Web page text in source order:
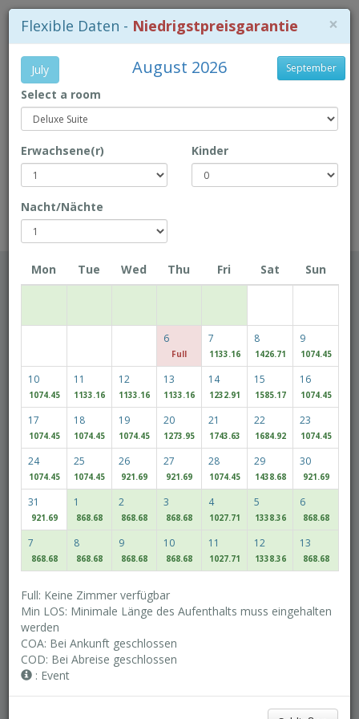
Lageplan
Book Direct to enjoy exclusive prices!
Rio Hotel
Check-in-Datum
Erwachsene(r) Kinder
Access/Discount Code
Flexible Daten
×
Flexible Daten - Niedrigstpreisgarantie
July August 2026 September
Select a room
Erwachsene(r) Kinder
Nacht/Nächte
Mon Tue Wed Thu Fri Sat Sun
6
Full
7
1133.16
8
1426.71
9
1074.45
10
1074.45
11
1133.16
12
1133.16
13
1133.16
14
1232.91
15
1585.17
16
1074.45
17
1074.45
18
1074.45
19
1074.45
20
1273.95
21
1743.63
22
1684.92
23
1074.45
24
1074.45
25
1074.45
26
921.69
27
921.69
28
1074.45
29
1438.68
30
921.69
31
921.69
1
868.68
2
868.68
3
868.68
4
1027.71
5
1338.36
6
868.68
7
868.68
8
868.68
9
868.68
10
868.68
11
1027.71
12
1338.36
13
868.68
Full: Keine Zimmer verfügbar
Min LOS: Minimale Länge des Aufenthalts muss eingehalten
werden
COA: Bei Ankunft geschlossen
COD: Bei Abreise geschlossen
: Event